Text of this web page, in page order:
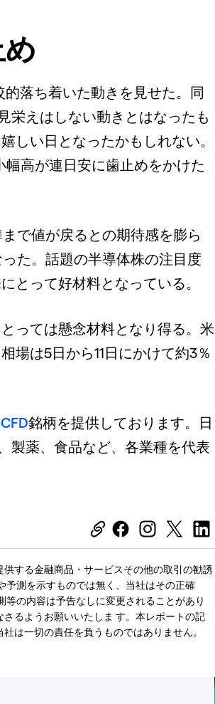
落ち着いた動きを見せた。同
栄えはしない動きとはなったも
しい日となったかもしれない。
高が連日安に歯止めをかけた
で値が戻るとの期待感を膨ら
た。話題の半導体株の注目度
とって好材料となっている。
っては懸念材料となり得る。米
場は5日から11日にかけて約3％
CFD銘柄を提供しております。日
製薬、食品など、各業種を代表
する金融商品・サービスその他の取引の勧誘
予測を示すものでは無く、当社はその正確
の内容は予告なしに変更されることがあり
るようお願いいたしま す。本レポートの記
は一切の責任を負うものではありません。